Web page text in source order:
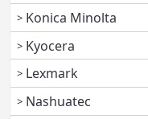
Konica Minolta
Kyocera
Lexmark
Nashuatec